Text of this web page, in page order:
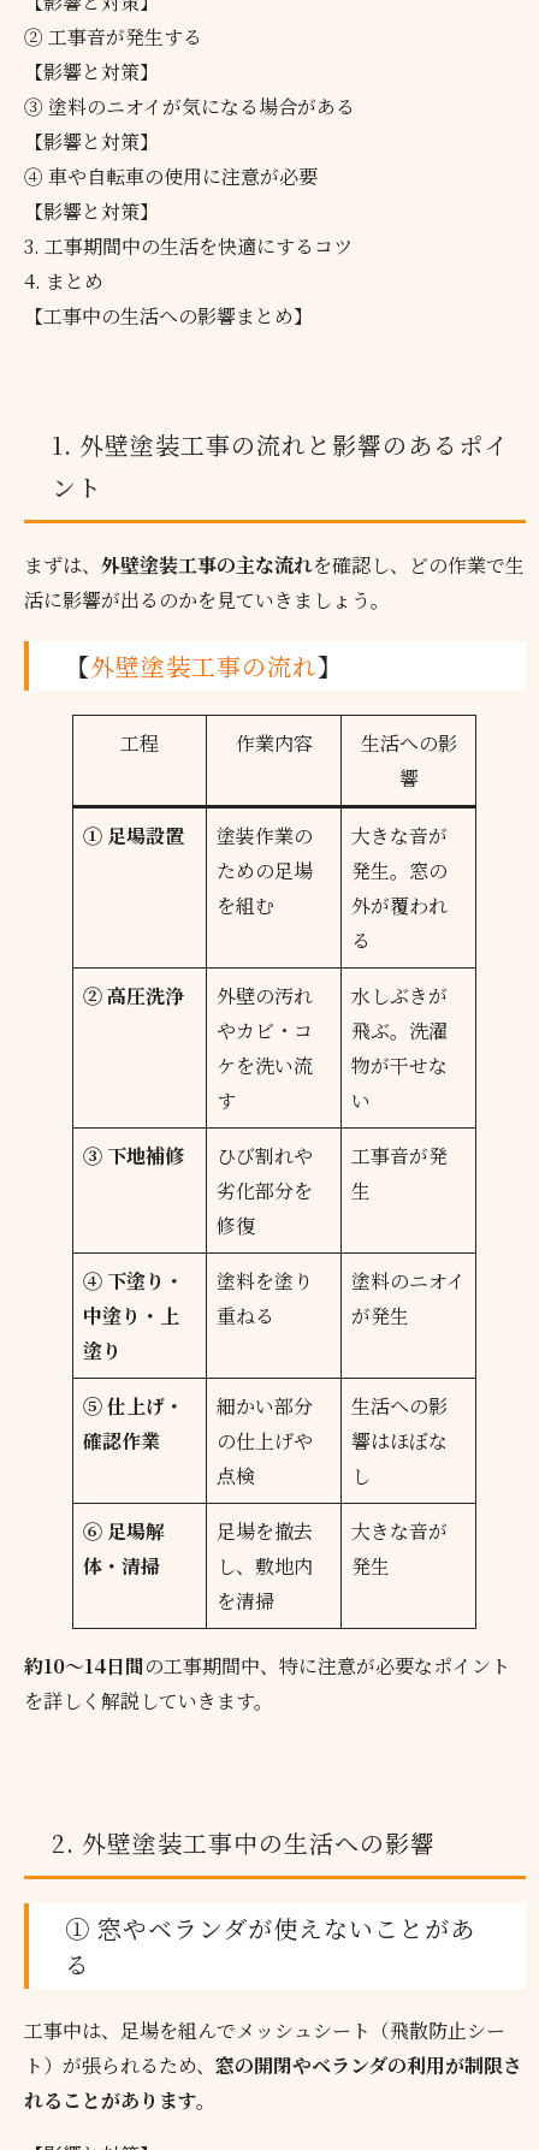
② 工事音が発生する
【影響と対策】
③ 塗料のニオイが気になる場合がある
【影響と対策】
④ 車や自転車の使用に注意が必要
【影響と対策】
3. 工事期間中の生活を快適にするコツ
4. まとめ
【工事中の生活への影響まとめ】
1. 外壁塗装工事の流れと影響のあるポイ
ント
まずは、外壁塗装工事の主な流れを確認し、どの作業で生
活に影響が出るのかを見ていきましょう。
【外壁塗装工事の流れ】
工程 作業内容
生活への影
響
① 足場設置
塗装作業の
ための足場
を組む
大きな音が
発生。窓の
外が覆われ
る
② 高圧洗浄
外壁の汚れ
やカビ・コ
ケを洗い流
す
水しぶきが
飛ぶ。洗濯
物が干せな
い
③ 下地補修
ひび割れや
劣化部分を
修復
工事音が発
生
④ 下塗り・
中塗り・上
塗り
塗料を塗り
重ねる
塗料のニオイ
が発生
⑤ 仕上げ・
確認作業
細かい部分
の仕上げや
点検
生活への影
響はほぼな
し
⑥ 足場解
体・清掃
足場を撤去
し、敷地内
を清掃
大きな音が
発生
約10～14日間の工事期間中、特に注意が必要なポイント
を詳しく解説していきます。
2. 外壁塗装工事中の生活への影響
① 窓やベランダが使えないことがあ
る
工事中は、足場を組んでメッシュシート（飛散防止シー
ト）が張られるため、窓の開閉やベランダの利用が制限さ
れることがあります。